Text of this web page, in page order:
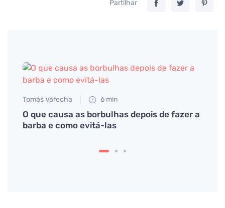
Partilhar
Tomáš Vařecha 6 min
O que causa as borbulhas depois de fazer a
barba e como evitá-las